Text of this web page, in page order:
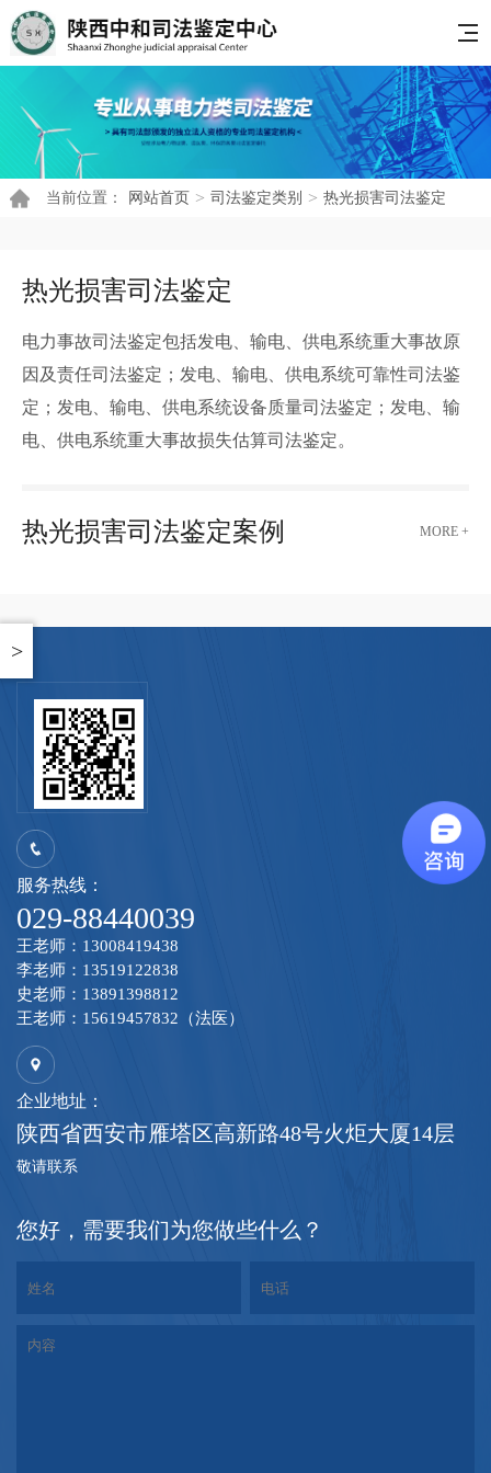
当前位置： 网站首页 > 司法鉴定类别 > 热光损害司法鉴定
>
热光损害司法鉴定
电力事故司法鉴定包括发电、输电、供电系统重大事故原
因及责任司法鉴定；发电、输电、供电系统可靠性司法鉴
定；发电、输电、供电系统设备质量司法鉴定；发电、输
电、供电系统重大事故损失估算司法鉴定。
热光损害司法鉴定案例 MORE +
服务热线：
029-88440039
王老师：13008419438
李老师：13519122838
史老师：13891398812
王老师：15619457832（法医）
企业地址：
陕西省西安市雁塔区高新路48号火炬大厦14层
敬请联系
您好，需要我们为您做些什么？